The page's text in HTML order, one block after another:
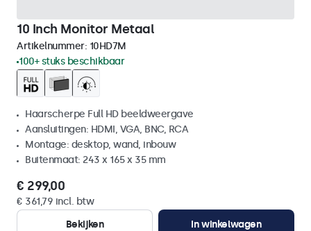
10 Inch Monitor Metaal
Artikelnummer: 10HD7M
100+ stuks beschikbaar
Haarscherpe Full HD beeldweergave
Aansluitingen: HDMI, VGA, BNC, RCA
Montage: desktop, wand, inbouw
Buitenmaat: 243 x 165 x 35 mm
€ 299,00
€ 361,79 incl. btw
Bekijken
In winkelwagen